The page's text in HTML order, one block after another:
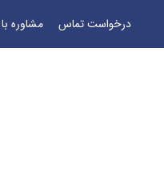
درخواست تماس مشاوره